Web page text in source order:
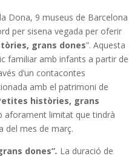
Dona, 9 museus de Barcelona
per sisena vegada per oferir
grans dones”. Aquesta
familiar amb infants a partir de
d’un contacontes
amb el patrimoni de
històries, grans
aforament limitat que tindrà
del mes de març.
dones”. La duració de